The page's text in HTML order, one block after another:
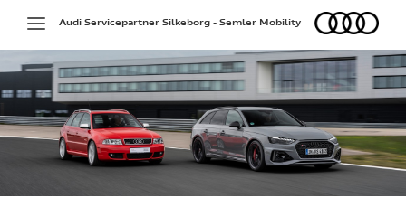
Toggle
navigation
Audi
Audi Servicepartner Silkeborg - Semler Mobility